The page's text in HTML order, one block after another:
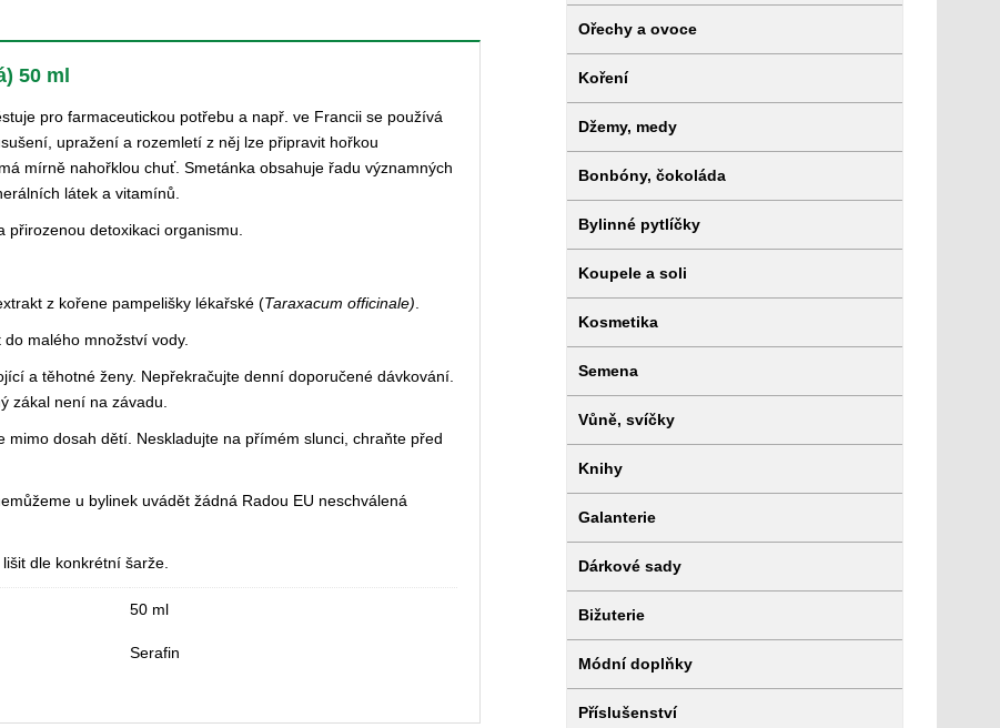
50 ml
pro farmaceutickou potřebu a např. ve Francii se používá
upražení a rozemletí z něj lze připravit hořkou
mírně nahořklou chuť. Smetánka obsahuje řadu významných
látek a vitamínů.
detoxikaci organismu.
z kořene pampelišky lékařské (Taraxacum officinale)
malého množství vody.
a těhotné ženy. Nepřekračujte denní doporučené dávkování.
zákal není na závadu.
mimo dosah dětí. Neskladujte na přímém slunci, chraňte před
u bylinek uvádět žádná Radou EU neschválená
dle konkrétní šarže.
50 ml
Serafin
Ořechy a ovoce
Koření
Džemy, medy
Bonbóny, čokoláda
Bylinné pytlíčky
Koupele a soli
Kosmetika
Semena
Vůně, svíčky
Knihy
Galanterie
Dárkové sady
Bižuterie
Módní doplňky
Příslušenství